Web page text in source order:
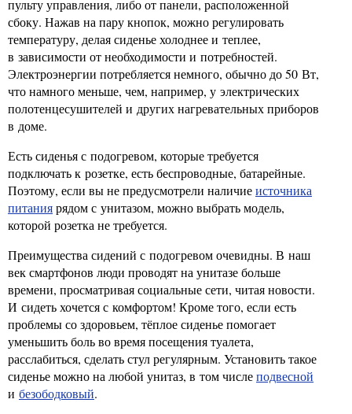
пульту управления, либо от панели, расположенной
сбоку. Нажав на пару кнопок, можно регулировать
температуру, делая сиденье холоднее и теплее,
в зависимости от необходимости и потребностей.
Электроэнергии потребляется немного, обычно до 50 Вт,
что намного меньше, чем, например, у электрических
полотенцесушителей и других нагревательных приборов
в доме.
Есть сиденья с подогревом, которые требуется
подключать к розетке, есть беспроводные, батарейные.
Поэтому, если вы не предусмотрели наличиеисточника
питаниярядом с унитазом, можно выбрать модель,
которой розетка не требуется.
Преимущества сидений с подогревом очевидны. В наш
век смартфонов люди проводят на унитазе больше
времени, просматривая социальные сети, читая новости.
И сидеть хочется с комфортом! Кроме того, если есть
проблемы со здоровьем, тёплое сиденье помогает
уменьшить боль во время посещения туалета,
расслабиться, сделать стул регулярным. Установить такое
сиденье можно на любой унитаз, в том числеподвесной
и безободковый.